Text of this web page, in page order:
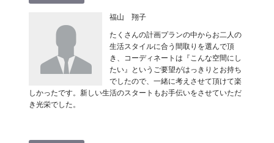
福山 翔子
たくさんの計画プランの中からお二人の
生活スタイルに合う間取りを選んで頂
き、コーディネートは『こんな空間にし
たい』というご要望がはっきりとお持ち
でしたので、一緒に考えさせて頂けて楽
しかったです。新しい生活のスタートもお手伝いをさせていただ
き光栄でした。